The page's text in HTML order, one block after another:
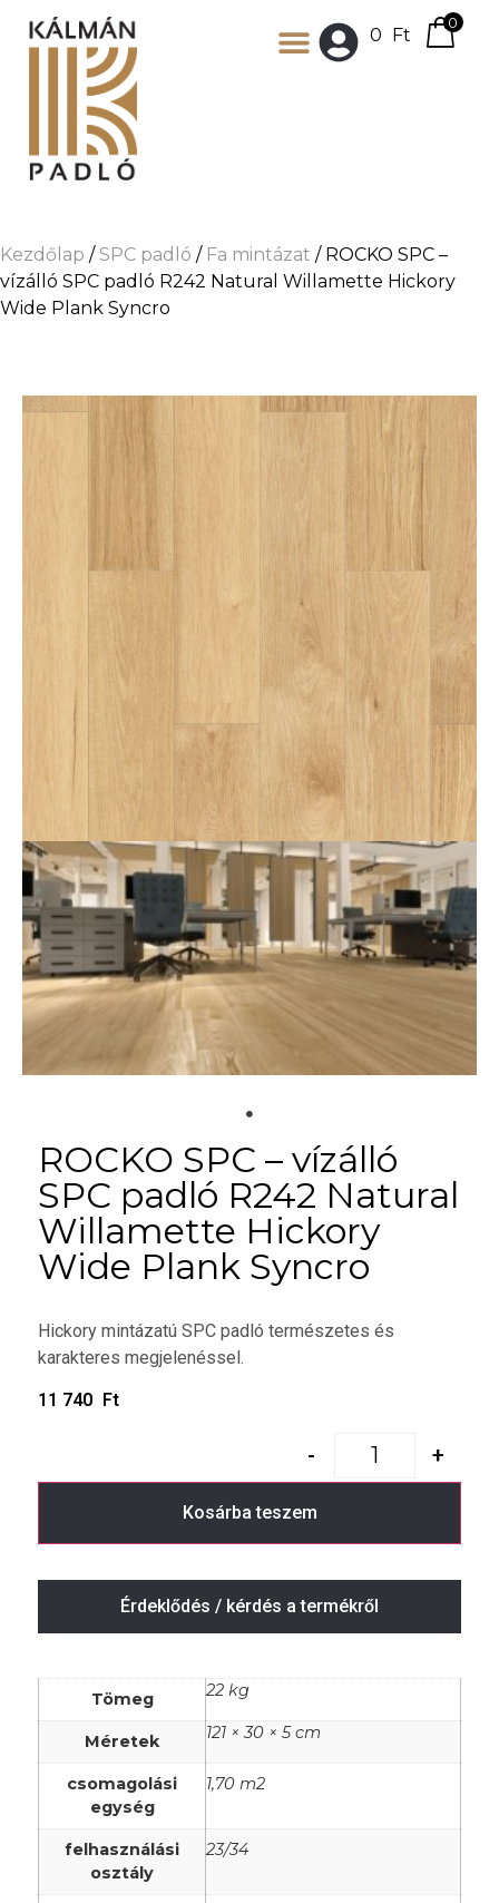
0 Ft
0
Kezdőlap /SPC padló / Fa mintázat / ROCKO SPC –
vízálló SPC padló R242 Natural Willamette Hickory
Wide Plank Syncro
ROCKO SPC – vízálló
SPC padló R242 Natural
Willamette Hickory
Wide Plank Syncro
Hickory mintázatú SPC padló természetes és
karakteres megjelenéssel.
11 740 Ft
- +
Kosárba teszem
Érdeklődés / kérdés a termékről
Tömeg 22 kg
Méretek 121 × 30 × 5 cm
csomagolási
egység
1,70 m2
felhasználási
osztály
23/34